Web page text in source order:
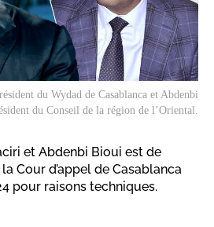
du Wydad de Casablanca et Abdenbi
du Conseil de la région de l’Oriental.
et Abdenbi Bioui est de
Cour d’appel de Casablanca
pour raisons techniques.